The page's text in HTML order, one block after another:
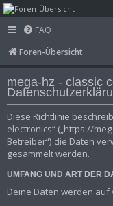
mega-hz -
computer &
electronics
FAQ
Foren-Übersicht
mega-hz - classic
Diese Richtlinie
electronics“ („https://
Betreiber“) die Daten
gesammelt werden.
UMFANG UND ART DER
Deine Daten werden